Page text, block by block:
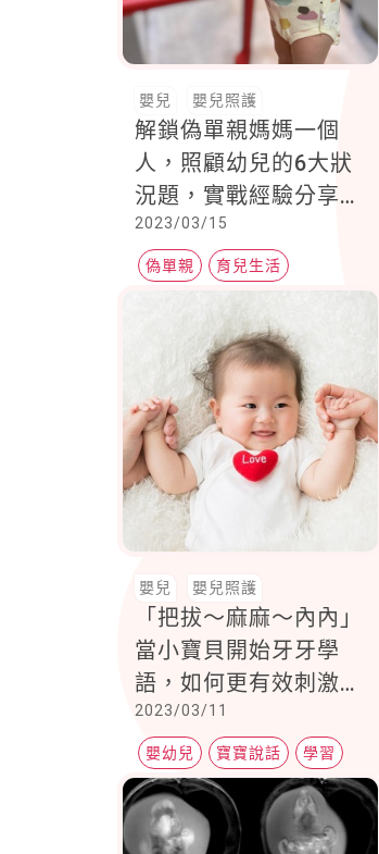
嬰兒 嬰兒照護
解鎖偽單親媽媽一個
人，照顧幼兒的6大狀
況題，實戰經驗分享超
實用
2023/03/15
偽單親 育兒生活
嬰兒 嬰兒照護
「把拔～麻麻～內內」
當小寶貝開始牙牙學
語，如何更有效刺激孩
子的語言發展？
2023/03/11
嬰幼兒 寶寶說話 學習